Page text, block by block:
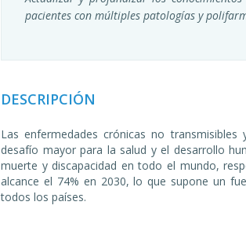
pacientes con múltiples patologías y
DESCRIPCIÓN
Las enfermedades crónicas no
desafío mayor para la salud y el desarrollo
muerte y discapacidad en todo el mundo,
alcance el 74% en 2030, lo que supone un
todos los países.